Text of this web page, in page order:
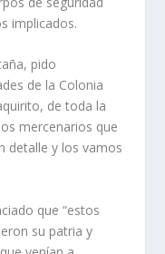
implicados.
pido
de la Colonia
de toda la
mercenarios que
detalle y los vamos
que “estos
su patria y